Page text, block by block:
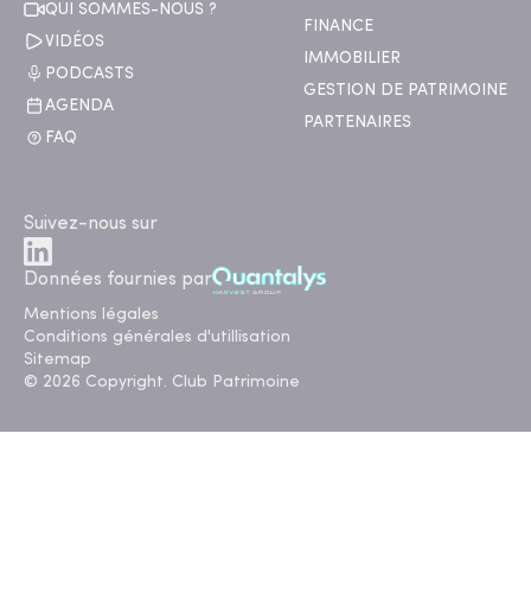
QUI SOMMES-NOUS ?
VIDÉOS
PODCASTS
AGENDA
FAQ
FINANCE
IMMOBILIER
GESTION DE PATRIMOINE
PARTENAIRES
Suivez-nous sur
Données fournies par
Mentions légales
Conditions générales d'utillisation
Sitemap
© 2026 Copyright. Club Patrimoine